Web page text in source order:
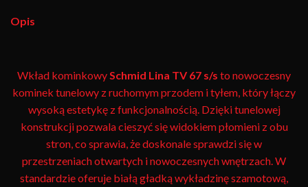
Opis
Wkład kominkowy Schmid Lina TV 67 s/s to nowoczesny
kominek tunelowy z ruchomym przodem i tyłem, który łączy
wysoką estetykę z funkcjonalnością. Dzięki tunelowej
konstrukcji pozwala cieszyć się widokiem płomieni z obu
stron, co sprawia, że doskonale sprawdzi się w
przestrzeniach otwartych i nowoczesnych wnętrzach. W
standardzie oferuje białą gładką wykładzinę szamotową,